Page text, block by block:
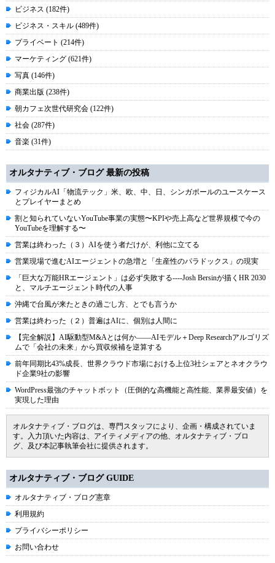
ビジネス (182件)
ビジネス・スキル (489件)
プライベート (214件)
マーケティング (621件)
写真 (146件)
商業出版 (238件)
朝カフェ次世代研究会 (122件)
社会 (287件)
音楽 (31件)
オルタナティブ・ブログ 最新の投稿
フィジカルAI「物流テック」米、欧、中、日、シンガポールのユースケース
とプレイヤーまとめ
割と知られていないYouTube事業の実態〜KPIや売上高など世界規模で今の
YouTubeを理解する〜
営業は終わった（３）AIを使う者だけが、利他に立てる
営業現場で進むAIエージェントの急増と「生産性のパラドックス」の現実
「巨大な万能HRエージェント」は必ず失敗する----Josh Bersinが描くHR 2030
と、マルチエージェント時代の人事
沖縄で台風が来たときの過ごし方、とでも言うか
営業は終わった（２）普遍はAIに、個別は人間に
【完全解説】AI駆動型M&Aとは何か――AIモデル＋Deep Researchアルゴリズ
ムで「会社の未来」から買収候補を逆算する
前年同期比43%成長、世界クラウド市場における上位3社シェアとネオクラウ
ド企業9社の影響
WordPress最強のチャットボット（圧倒的な高機能と高性能、業界最安値）を
実現した理由
オルタナティブ・ブログは、専門スタッフにより、企画・構成されていま
す。入力頂いた内容は、アイティメディアの他、オルタナティブ・ブロ
グ、及び本記事執筆会社に提供されます。
オルタナティブ・ブログ GUIDE
オルタナティブ・ブログ憲章
利用規約
プライバシーポリシー
お問い合わせ